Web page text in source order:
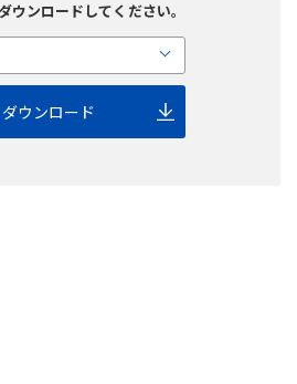
ウンロードしてください。
ダウンロード